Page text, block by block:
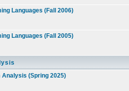
Languages (Fall 2006)
Languages (Fall 2005)
(Spring 2025)